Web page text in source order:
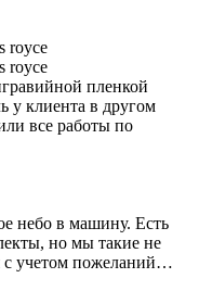
royce
royce
пленкой
у клиента в другом
все работы по
небо в машину. Есть
но мы такие не
с учетом пожеланий…